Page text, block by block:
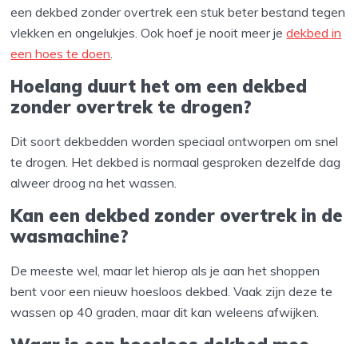
een dekbed zonder overtrek een stuk beter bestand tegen
vlekken en ongelukjes. Ook hoef je nooit meer jedekbed in
een hoes te doen
Hoelang duurt het om een dekbed
zonder overtrek te drogen?
Dit soort dekbedden worden speciaal ontworpen om snel
te drogen. Het dekbed is normaal gesproken dezelfde dag
alweer droog na het wassen.
Kan een dekbed zonder overtrek in de
wasmachine?
De meeste wel, maar let hierop als je aan het shoppen
bent voor een nieuw hoesloos dekbed. Vaak zijn deze te
wassen op 40 graden, maar dit kan weleens afwijken.